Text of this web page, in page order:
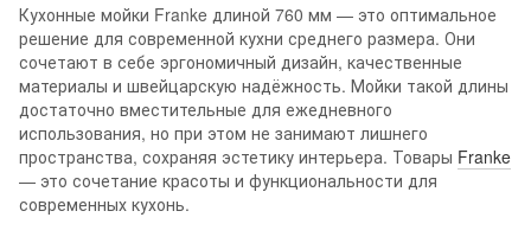
Кухонные мойки Franke длиной 760 мм — это оптимальное
решение для современной кухни среднего размера. Они
сочетают в себе эргономичный дизайн, качественные
материалы и швейцарскую надёжность. Мойки такой длины
достаточно вместительные для ежедневного
использования, но при этом не занимают лишнего
пространства, сохраняя эстетику интерьера. Товары Franke
— это сочетание красоты и функциональности для
современных кухонь.